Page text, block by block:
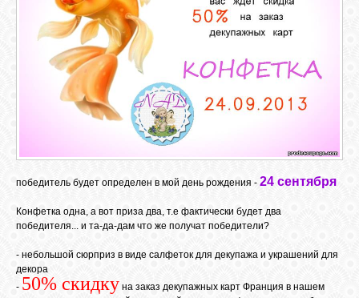
ШКОЛА
ДЕКУПАЖА
МАГАЗИН
FAQ
СВЯЗЬ
победитель будет определен в мой день рождения - 24 сентября
Конфетка одна, а вот приза два, т.е фактически будет два
победителя... и та-да-дам что же получат победители?
- небольшой сюрприз в виде салфеток для декупажа и украшений для
декора
- 50% скидку на заказ декупажных карт Франция в нашем